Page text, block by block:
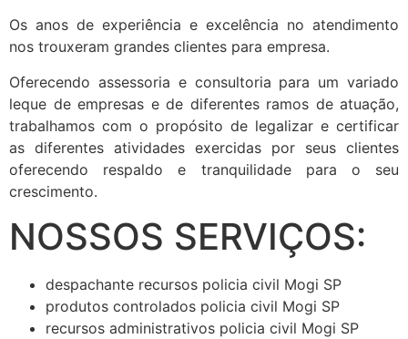
Os anos de experiência e excelência no atendimento
nos trouxeram grandes clientes para empresa.
Oferecendo assessoria e consultoria para um variado
leque de empresas e de diferentes ramos de atuação,
trabalhamos com o propósito de legalizar e certificar
as diferentes atividades exercidas por seus clientes
oferecendo respaldo e tranquilidade para o seu
crescimento.
NOSSOS SERVIÇOS:
despachante recursos policia civil Mogi SP
produtos controlados policia civil Mogi SP
recursos administrativos policia civil Mogi SP